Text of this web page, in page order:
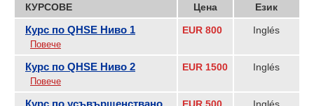
КУРСОВЕ Цена Език
Курс по QHSE Ниво 1
Повече
EUR 800 Inglés
Курс по QHSE Ниво 2
Повече
EUR 1500 Inglés
Курс по усъвършенствано